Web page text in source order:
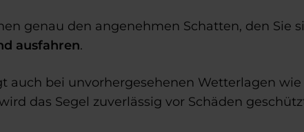
genau den angenehmen Schatten, den Sie
ausfahren.
auch bei unvorhergesehenen Wetterlagen
das Segel zuverlässig vor Schäden